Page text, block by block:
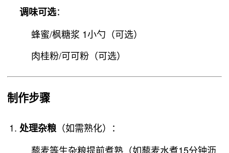
调味可选：
蜂蜜/枫糖浆 1小勺（可选）
肉桂粉/可可粉（可选）
制作步骤
处理杂粮（如需熟化）：
藜麦等生杂粮提前煮熟（如藜麦水煮15分钟沥